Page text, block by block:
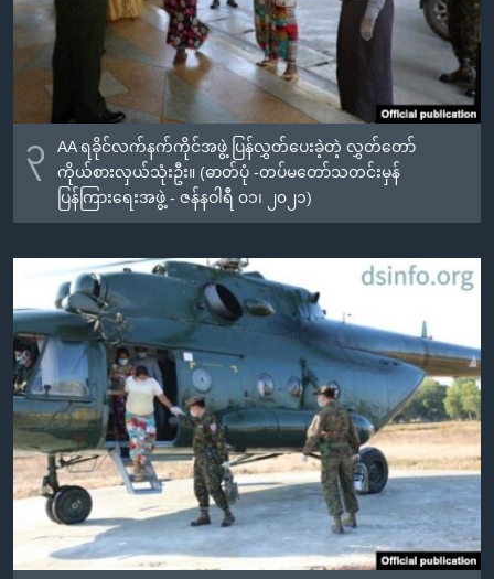
၃
AA ရခိုင်လက်နက်ကိုင်အဖွဲ့ ပြန်လွှတ်ပေးခဲ့တဲ့ လွှတ်တော်
ကိုယ်စားလှယ်သုံးဦး။ (ဓာတ်ပုံ -တပ်မတော်သတင်းမှန်
ပြန်ကြားရေးအဖွဲ့ - ဇန်နဝါရီ ၀၁၊ ၂၀၂၁)